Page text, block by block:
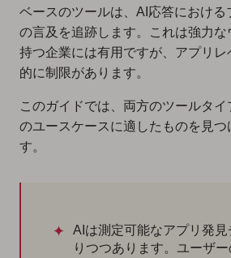
ベースのツールは、AI応答における
の言及を追跡します。これは強力な
持つ企業には有用ですが、アプリ
的に制限があります。
このガイドでは、両方のツールタ
のユースケースに適したものを見つ
す。
AIは測定可能なアプリ発
りつつあります。ユーザ